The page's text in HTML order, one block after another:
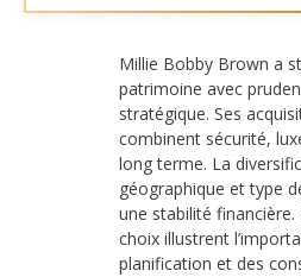
Millie Bobby Brown a
patrimoine avec
stratégique. Ses
combinent sécurité,
long terme. La
géographique et type
une stabilité financière.
choix illustrent
planification et des